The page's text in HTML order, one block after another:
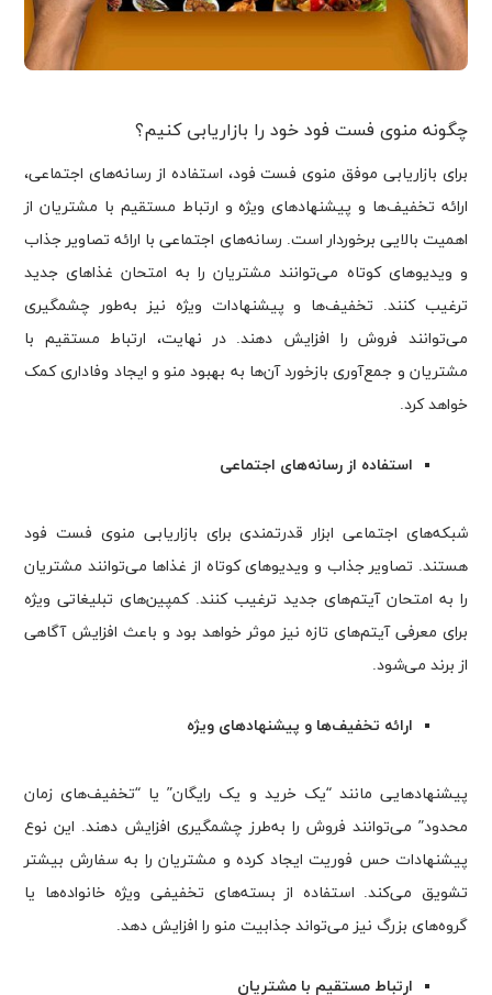
چگونه منوی فست فود خود را بازاریابی کنیم؟
برای بازاریابی موفق منوی فست فود، استفاده از رسانه‌های اجتماعی،
ارائه تخفیف‌ها و پیشنهادهای ویژه و ارتباط مستقیم با مشتریان از
اهمیت بالایی برخوردار است. رسانه‌های اجتماعی با ارائه تصاویر جذاب
و ویدیوهای کوتاه می‌توانند مشتریان را به امتحان غذاهای جدید
ترغیب کنند. تخفیف‌ها و پیشنهادات ویژه نیز به‌طور چشمگیری
می‌توانند فروش را افزایش دهند. در نهایت، ارتباط مستقیم با
مشتریان و جمع‌آوری بازخورد آن‌ها به بهبود منو و ایجاد وفاداری کمک
خواهد کرد.
استفاده از رسانه‌های اجتماعی
شبکه‌های اجتماعی ابزار قدرتمندی برای بازاریابی منوی فست فود
هستند. تصاویر جذاب و ویدیوهای کوتاه از غذاها می‌توانند مشتریان
را به امتحان آیتم‌های جدید ترغیب کنند. کمپین‌های تبلیغاتی ویژه
برای معرفی آیتم‌های تازه نیز موثر خواهد بود و باعث افزایش آگاهی
از برند می‌شود.
ارائه تخفیف‌ها و پیشنهادهای ویژه
پیشنهادهایی مانند “یک خرید و یک رایگان” یا “تخفیف‌های زمان
محدود” می‌توانند فروش را به‌طرز چشمگیری افزایش دهند. این نوع
پیشنهادات حس فوریت ایجاد کرده و مشتریان را به سفارش بیشتر
تشویق می‌کند. استفاده از بسته‌های تخفیفی ویژه خانواده‌ها یا
گروه‌های بزرگ نیز می‌تواند جذابیت منو را افزایش دهد.
ارتباط مستقیم با مشتریان